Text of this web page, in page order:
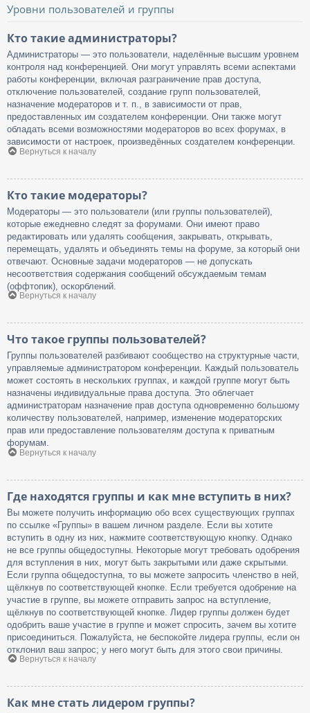
Уровни пользователей и группы
Кто такие администраторы?
Администраторы — это пользователи, наделённые высшим уровнем
контроля над конференцией. Они могут управлять всеми аспектами
работы конференции, включая разграничение прав доступа,
отключение пользователей, создание групп пользователей,
назначение модераторов и т. п., в зависимости от прав,
предоставленных им создателем конференции. Они также могут
обладать всеми возможностями модераторов во всех форумах, в
зависимости от настроек, произведённых создателем конференции.
Вернуться к началу
Кто такие модераторы?
Модераторы — это пользователи (или группы пользователей),
которые ежедневно следят за форумами. Они имеют право
редактировать или удалять сообщения, закрывать, открывать,
перемещать, удалять и объединять темы на форуме, за который они
отвечают. Основные задачи модераторов — не допускать
несоответствия содержания сообщений обсуждаемым темам
(оффтопик), оскорблений.
Вернуться к началу
Что такое группы пользователей?
Группы пользователей разбивают сообщество на структурные части,
управляемые администратором конференции. Каждый пользователь
может состоять в нескольких группах, и каждой группе могут быть
назначены индивидуальные права доступа. Это облегчает
администраторам назначение прав доступа одновременно большому
количеству пользователей, например, изменение модераторских
прав или предоставление пользователям доступа к приватным
форумам.
Вернуться к началу
Где находятся группы и как мне вступить в них?
Вы можете получить информацию обо всех существующих группах
по ссылке «Группы» в вашем личном разделе. Если вы хотите
вступить в одну из них, нажмите соответствующую кнопку. Однако
не все группы общедоступны. Некоторые могут требовать одобрения
для вступления в них, могут быть закрытыми или даже скрытыми.
Если группа общедоступна, то вы можете запросить членство в ней,
щёлкнув по соответствующей кнопке. Если требуется одобрение на
участие в группе, вы можете отправить запрос на вступление,
щёлкнув по соответствующей кнопке. Лидер группы должен будет
одобрить ваше участие в группе и может спросить, зачем вы хотите
присоединиться. Пожалуйста, не беспокойте лидера группы, если он
отклонил ваш запрос; у него могут быть для этого свои причины.
Вернуться к началу
Как мне стать лидером группы?